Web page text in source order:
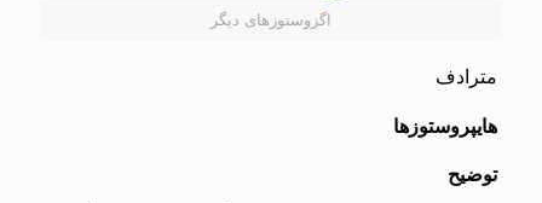
اگزوستوزهای دیگر
مترادف
هایپروستوزها
توضیح